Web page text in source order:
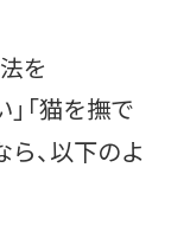
を
「猫を撫で
、以下のよ